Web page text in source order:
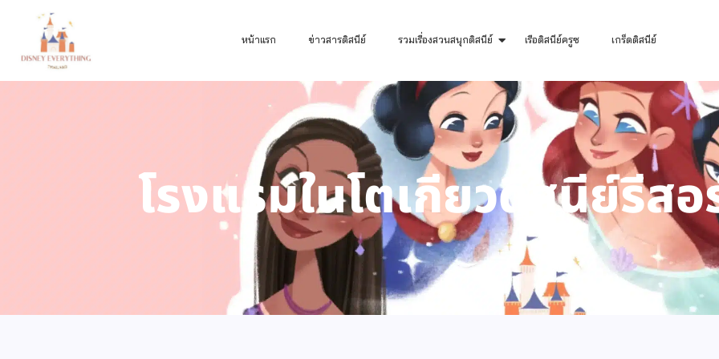
หน้าแรก ข่าวสารดิสนีย์ รวมเรื่องสวนสนุกดิสนีย์ เรือดิสนีย์ครูซ เกร็ดดิสนีย์
โรงแรมในโตเกียวดิสนีย์รีส